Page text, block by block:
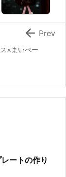
×まいぺー
 Prev
ートの作り